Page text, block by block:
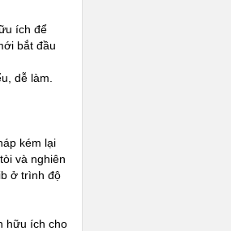
ích để
bắt đầu
dễ làm.
kém lại
và nghiên
ở trình độ
hữu ích cho